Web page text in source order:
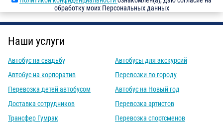
обработку моих Персональных данных
Наши услуги
Автобус на свадьбу
Автобус на корпоратив
Перевозка детей автобусом
Доставка сотрудников
Трансфер Гумрак
Автобусы для экскурсий
Перевозки по городу
Автобус на Новый год
Перевозка артистов
Перевозка спортсменов